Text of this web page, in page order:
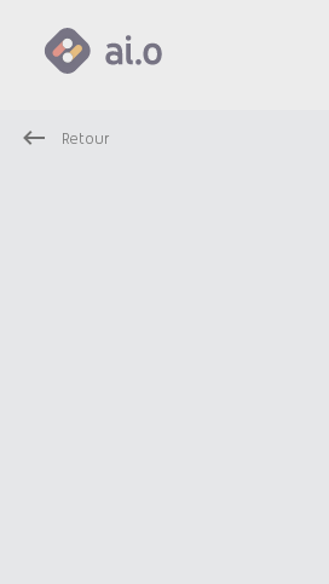
Retour